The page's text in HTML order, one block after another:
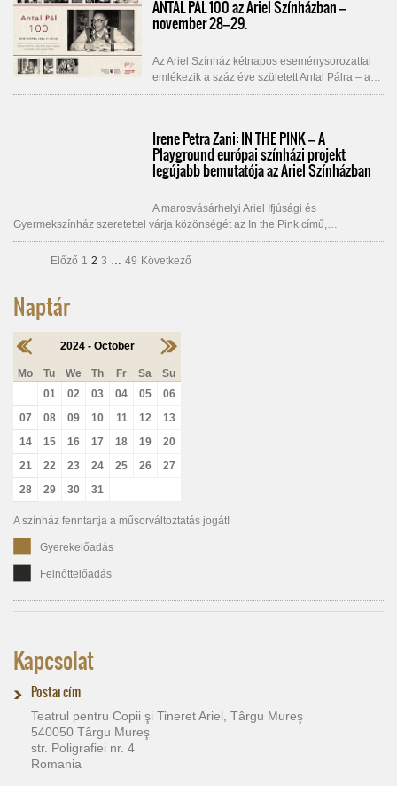
Naptár
2024 - October
Mo Tu We Th Fr Sa
Su
01
02 03 04 05
06
07
08 09 10 11 12
13
14
15 16 17 18 19
20
21
22 23 24 25 26
27
28
29 30 31
A színház fenntartja a műsorváltoztatás jogát!
Gyerekelőadás
Felnőttelőadás
ANTAL PÁL 100 az Ariel Színházban –
november 28–29.
Az Ariel Színház kétnapos eseménysorozattal
emlékezik a száz éve született Antal Pálra – a…
Irene Petra Zani: IN THE PINK – A
Playground európai színházi projekt
legújabb bemutatója az Ariel Színházban
A marosvásárhelyi Ariel Ifjúsági és
Gyermekszínház szeretettel várja közönségét az In the Pink című,…
Előző 1 2 3 … 49 Következő
Kapcsolat
Postai cím
Teatrul pentru Copii şi Tineret Ariel, Târgu Mureş
540050 Târgu Mureş
str. Poligrafiei nr. 4
Romania